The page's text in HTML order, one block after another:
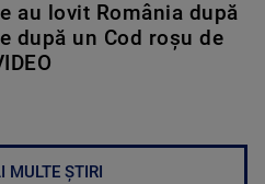
au lovit România după
după un Cod roşu de
MULTE ȘTIRI